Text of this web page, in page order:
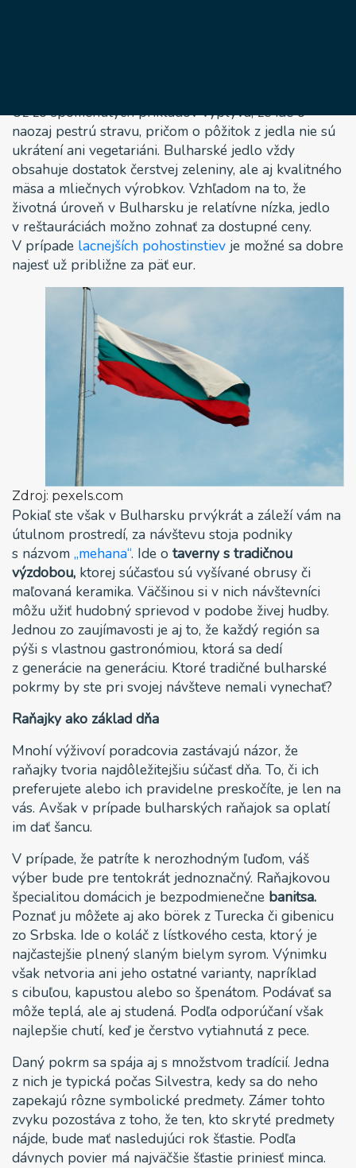
Už zo spomenutých príkladov vyplýva, že ide o
naozaj pestrú stravu, pričom o pôžitok z jedla nie sú
ukrátení ani vegetariáni. Bulharské jedlo vždy
obsahuje dostatok čerstvej zeleniny, ale aj kvalitného
mäsa a mliečnych výrobkov. Vzhľadom na to, že
životná úroveň v Bulharsku je relatívne nízka, jedlo
v reštauráciách možno zohnať za dostupné ceny.
V prípade lacnejších pohostinstiev je možné sa dobre
najesť už približne za päť eur.
Zdroj: pexels.com
Pokiaľ ste však v Bulharsku prvýkrát a záleží vám na
útulnom prostredí, za návštevu stoja podniky
s názvom „mehana“. Ide o taverny s tradičnou
výzdobou, ktorej súčasťou sú vyšívané obrusy či
maľovaná keramika. Väčšinou si v nich návštevníci
môžu užiť hudobný sprievod v podobe živej hudby.
Jednou zo zaujímavosti je aj to, že každý región sa
pýši s vlastnou gastronómiou, ktorá sa dedí
z generácie na generáciu. Ktoré tradičné bulharské
pokrmy by ste pri svojej návšteve nemali vynechať?
Raňajky ako základ dňa
Mnohí výživoví poradcovia zastávajú názor, že
raňajky tvoria najdôležitejšiu súčasť dňa. To, či ich
preferujete alebo ich pravidelne preskočíte, je len na
vás. Avšak v prípade bulharských raňajok sa oplatí
im dať šancu.
V prípade, že patríte k nerozhodným ľuďom, váš
výber bude pre tentokrát jednoznačný. Raňajkovou
špecialitou domácich je bezpodmienečne banitsa.
Poznať ju môžete aj ako börek z Turecka či gibenicu
zo Srbska. Ide o koláč z lístkového cesta, ktorý je
najčastejšie plnený slaným bielym syrom. Výnimku
však netvoria ani jeho ostatné varianty, napríklad
s cibuľou, kapustou alebo so špenátom. Podávať sa
môže teplá, ale aj studená. Podľa odporúčaní však
najlepšie chutí, keď je čerstvo vytiahnutá z pece.
Daný pokrm sa spája aj s množstvom tradícií. Jedna
z nich je typická počas Silvestra, kedy sa do neho
zapekajú rôzne symbolické predmety. Zámer tohto
zvyku pozostáva z toho, že ten, kto skryté predmety
nájde, bude mať nasledujúci rok šťastie. Podľa
dávnych povier má najväčšie šťastie priniesť minca.